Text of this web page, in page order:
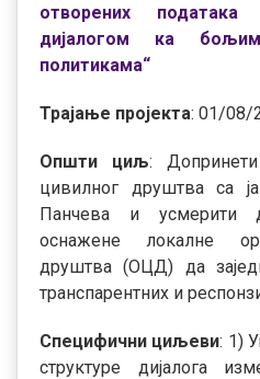
отворених
дијалогом ка
политикама“
Трајање пројекта: 01/08/
Општи циљ:
цивилног друштва са
Панчева и усмерити
оснажене локалне
друштва (ОЦД) да
транспарентних и
Специфични циљеви: 1)
структуре дијалога